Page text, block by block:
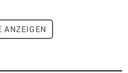
ANZEIGEN